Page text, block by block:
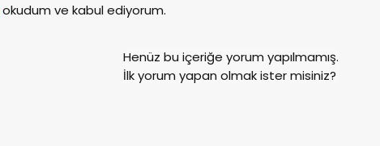
okudum ve kabul ediyorum.
Henüz bu içeriğe yorum yapılmamış.
İlk yorum yapan olmak ister misiniz?